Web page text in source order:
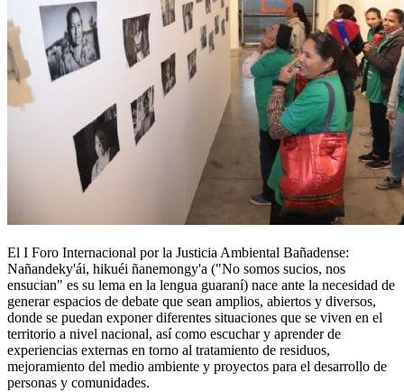
El I Foro Internacional por la Justicia Ambiental Bañadense:
Nañandeky'ái, hikuéi ñanemongy'a ("No somos sucios, nos
ensucian" es su lema en la lengua guaraní) nace ante la necesidad de
generar espacios de debate que sean amplios, abiertos y diversos,
donde se puedan exponer diferentes situaciones que se viven en el
territorio a nivel nacional, así como escuchar y aprender de
experiencias externas en torno al tratamiento de residuos,
mejoramiento del medio ambiente y proyectos para el desarrollo de
personas y comunidades.